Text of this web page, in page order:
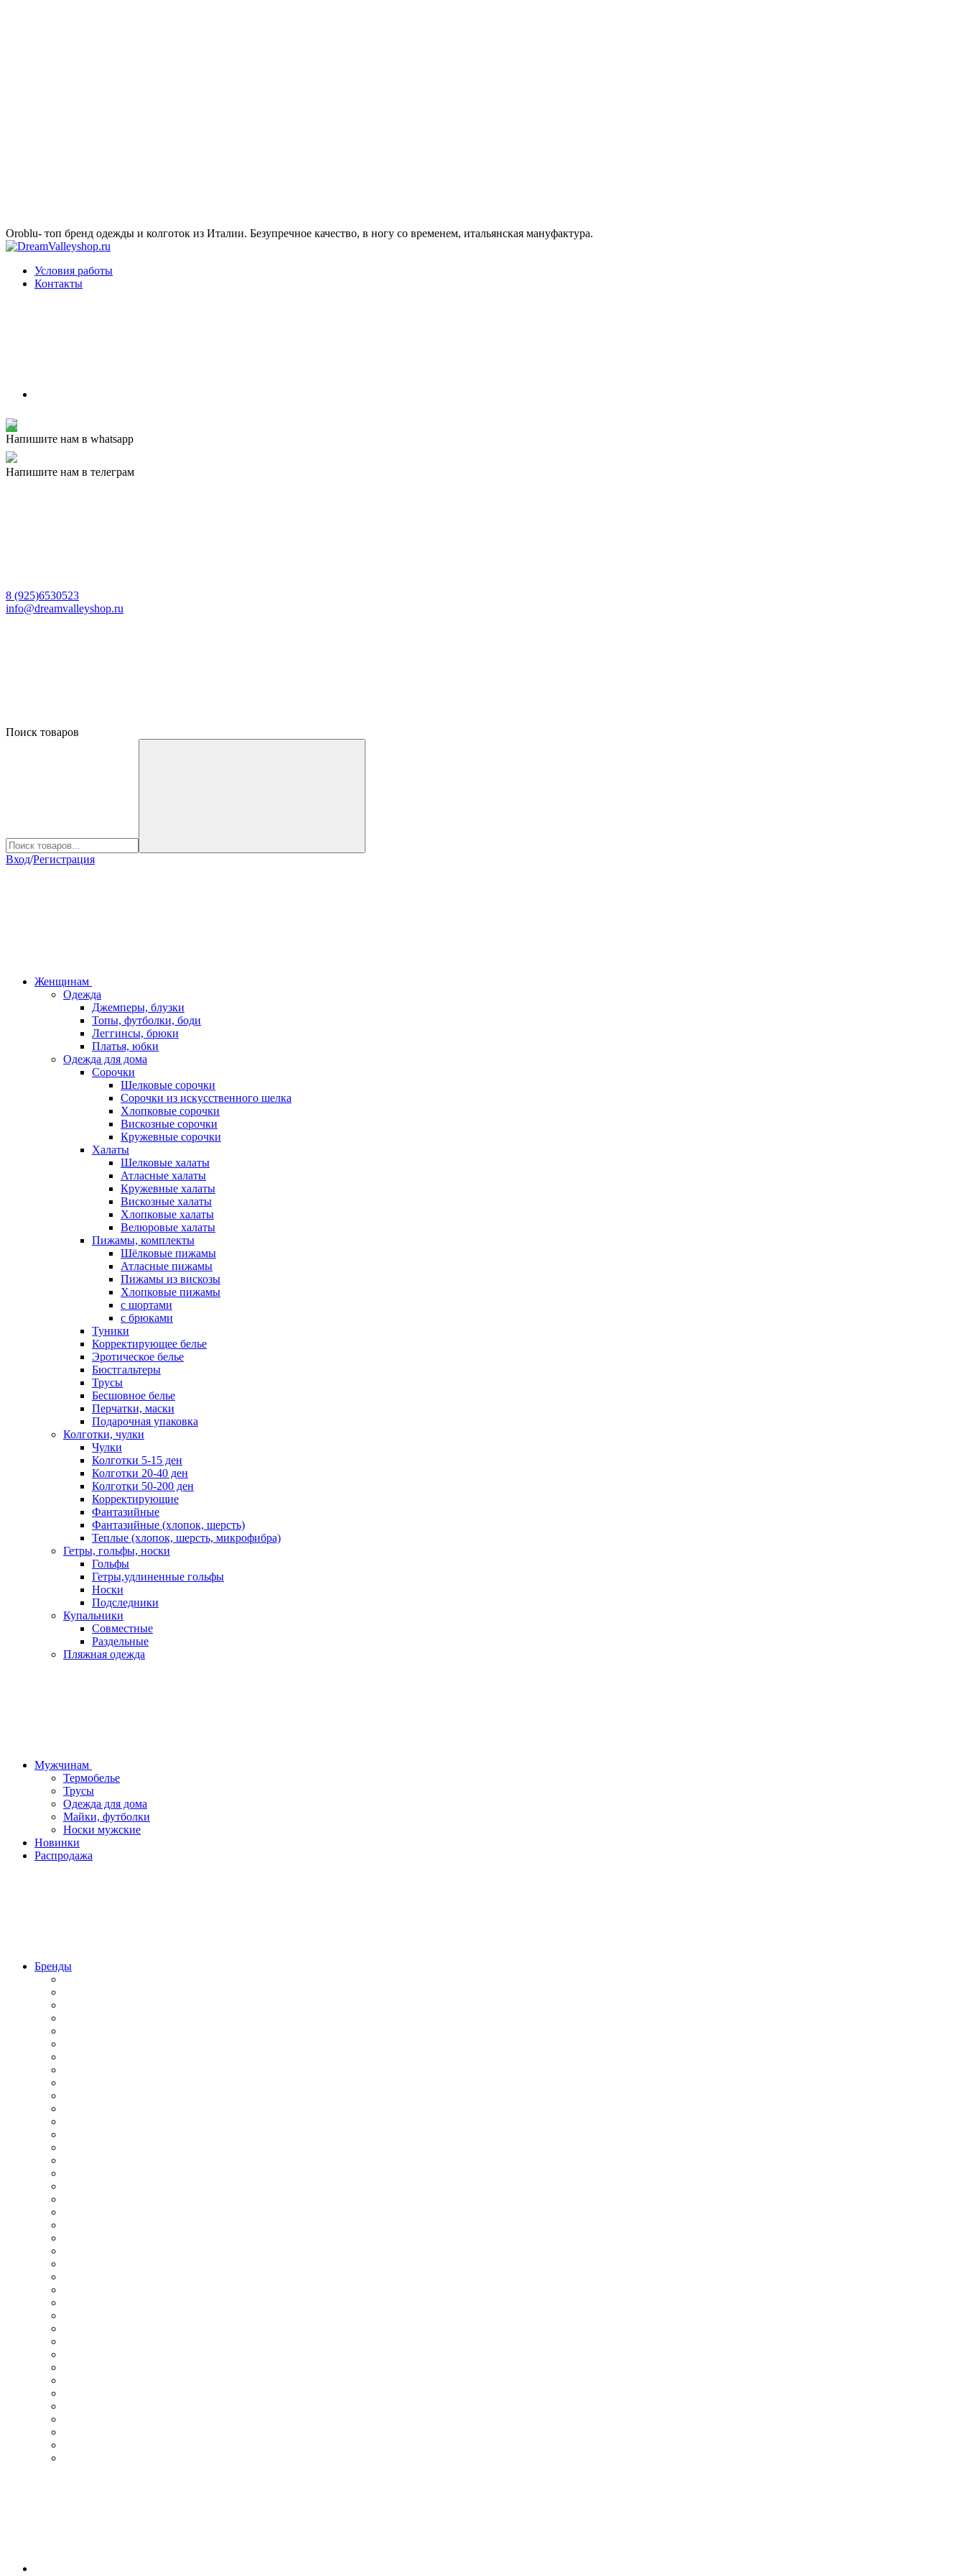
Oroblu- топ бренд одежды и колготок из Италии. Безупречное качество, в ногу со временем, итальянская мануфактура.
Условия работы
Контакты
Напишите нам в whatsapp
Напишите нам в телеграм
8 (925)6530523
info@dreamvalleyshop.ru
Поиск товаров
Вход/Регистрация
Женщинам
Одежда
Джемперы, блузки
Топы, футболки, боди
Леггинсы, брюки
Платья, юбки
Одежда для дома
Сорочки
Шелковые сорочки
Сорочки из искусственного шелка
Хлопковые сорочки
Вискозные сорочки
Кружевные сорочки
Халаты
Шелковые халаты
Атласные халаты
Кружевные халаты
Вискозные халаты
Хлопковые халаты
Велюровые халаты
Пижамы, комплекты
Шёлковые пижамы
Атласные пижамы
Пижамы из вискозы
Хлопковые пижамы
с шортами
с брюками
Туники
Корректирующее белье
Эротическое белье
Бюстгальтеры
Трусы
Бесшовное белье
Перчатки, маски
Подарочная упаковка
Колготки, чулки
Чулки
Колготки 5-15 ден
Колготки 20-40 ден
Колготки 50-200 ден
Корректирующие
Фантазийные
Фантазийные (хлопок, шерсть)
Теплые (хлопок, шерсть, микрофибра)
Гетры, гольфы, носки
Гольфы
Гетры,удлиненные гольфы
Носки
Подследники
Купальники
Совместные
Раздельные
Пляжная одежда
Мужчинам
Термобелье
Трусы
Одежда для дома
Майки, футболки
Носки мужские
Новинки
Распродажа
Бренды